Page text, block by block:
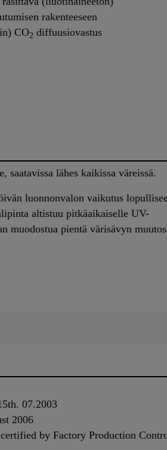
rakenteeseen
CO2 diffuusiovastus
saatavissa lähes kaikissa väreissä.
luonnonvalon vaikutus
altistuu pitkäaikaiselle UV-
muodostua pientä värisävyn
07.2003
2006
by Factory Production